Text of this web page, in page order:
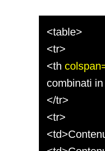
<table>
<tr>
<th
combinati
</tr>
<tr>